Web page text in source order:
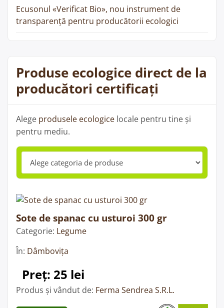
Ecusonul «Verificat Bio», nou instrument de
transparență pentru producătorii ecologici
Produse ecologice direct de la
producători certificați
Alege produsele ecologice locale pentru tine și
pentru mediu.
Sote de spanac cu usturoi 300 gr
Categorie: Legume
În: Dâmbovița
Preț: 25 lei
Produs și vândut de: Ferma Sendrea S.R.L.